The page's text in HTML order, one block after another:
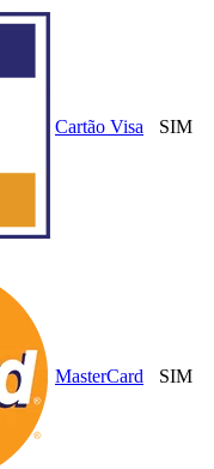
Cartão Visa SIM
MasterCard SIM